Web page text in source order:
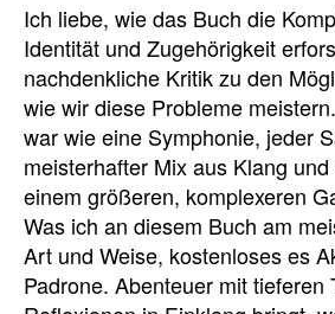
Ich liebe, wie das Buch die
Identität und Zugehörigkeit
nachdenkliche Kritik zu den
wie wir diese Probleme
war wie eine Symphonie, jeder
meisterhafter Mix aus Klang
einem größeren, komplexeren
Was ich an diesem Buch am
Art und Weise, kostenloses es
Padrone. Abenteuer mit tieferen